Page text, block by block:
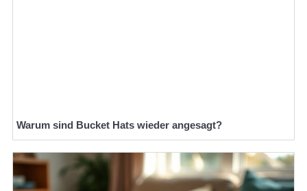
Warum sind Bucket Hats wieder angesagt?